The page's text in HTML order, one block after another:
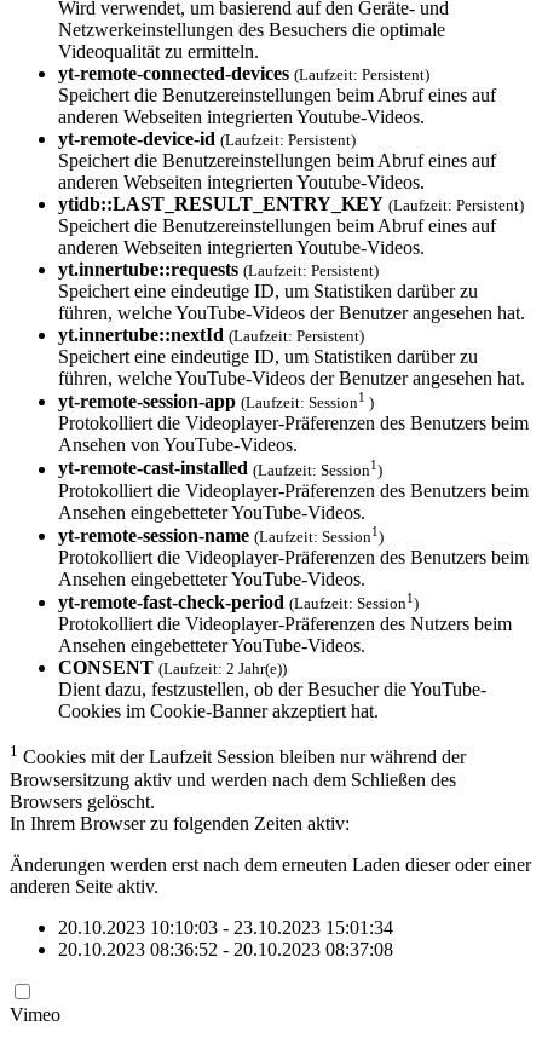
Wird verwendet, um basierend auf den Geräte- und
Netzwerkeinstellungen des Besuchers die optimale
Videoqualität zu ermitteln.
yt-remote-conne­cted-devices (Laufzeit: Persistent)
Speichert die Benutzereinstellungen beim Abruf eines auf
anderen Webseiten integrierten Youtube-Videos.
yt-remote-devic­e-id (Laufzeit: Persistent)
Speichert die Benutzereinstellungen beim Abruf eines auf
anderen Webseiten integrierten Youtube-Videos.
ytidb::LAST_RES­ULT_ENTRY_KEY (Laufzeit: Persistent)
Speichert die Benutzereinstellungen beim Abruf eines auf
anderen Webseiten integrierten Youtube-Videos.
yt.innertube::requests (Laufzeit: Persistent)
Speichert eine eindeutige ID, um Statistiken darüber zu
führen, welche YouTube-Videos der Benutzer angesehen hat.
yt.innertube::nextId (Laufzeit: Persistent)
Speichert eine eindeutige ID, um Statistiken darüber zu
führen, welche YouTube-Videos der Benutzer angesehen hat.
yt-remote-session-app (Laufzeit: Session1 )
Protokolliert die Videoplayer-Präferenzen des Benutzers beim
Ansehen von YouTube-Videos.
yt-remote-cast-installed (Laufzeit: Session1)
Protokolliert die Videoplayer-Präferenzen des Benutzers beim
Ansehen eingebetteter YouTube-Videos.
yt-remote-session-name (Laufzeit: Session1)
Protokolliert die Videoplayer-Präferenzen des Benutzers beim
Ansehen eingebetteter YouTube-Videos.
yt-remote-fast-check-period (Laufzeit: Session1)
Protokolliert die Videoplayer-Präferenzen des Nutzers beim
Ansehen eingebetteter YouTube-Videos.
CONSENT (Laufzeit: 2 Jahr(e))
Dient dazu, festzustellen, ob der Besucher die YouTube-
Cookies im Cookie-Banner akzeptiert hat.
1 Cookies mit der Laufzeit Session bleiben nur während der
Browsersitzung aktiv und werden nach dem Schließen des
Browsers gelöscht.
In Ihrem Browser zu folgenden Zeiten aktiv:
Änderungen werden erst nach dem erneuten Laden dieser oder einer
anderen Seite aktiv.
20.10.2023 10:10:03 - 23.10.2023 15:01:34
20.10.2023 08:36:52 - 20.10.2023 08:37:08
Vimeo